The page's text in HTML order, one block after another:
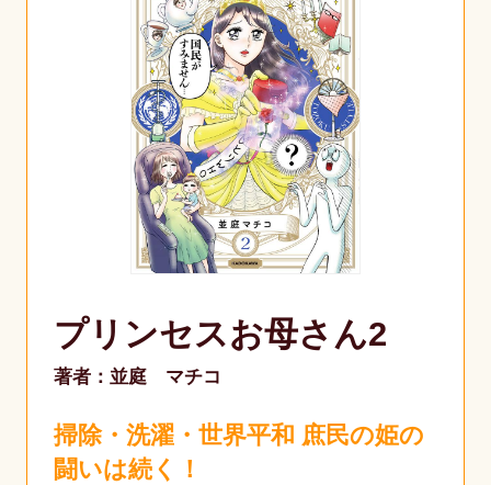
プリンセスお母さん2
著者：並庭 マチコ
掃除・洗濯・世界平和 庶民の姫の
闘いは続く！